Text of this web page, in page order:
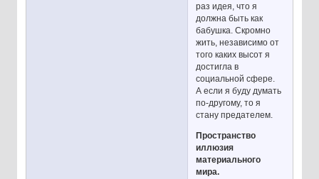
раз идея, что я
должна быть как
бабушка. Скромно
жить, независимо от
того каких высот я
достигла в
социальной сфере.
А если я буду думать
по-другому, то я
стану предателем.
Пространство
иллюзия
материального
мира.